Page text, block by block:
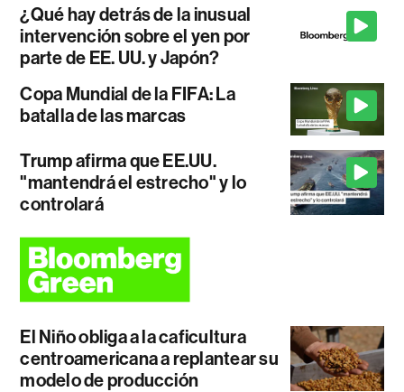
¿Qué hay detrás de la inusual
intervención sobre el yen por
parte de EE. UU. y Japón?
Copa Mundial de la FIFA: La
batalla de las marcas
Trump afirma que EE.UU.
"mantendrá el estrecho" y lo
controlará
El Niño obliga a la caficultura
centroamericana a replantear su
modelo de producción